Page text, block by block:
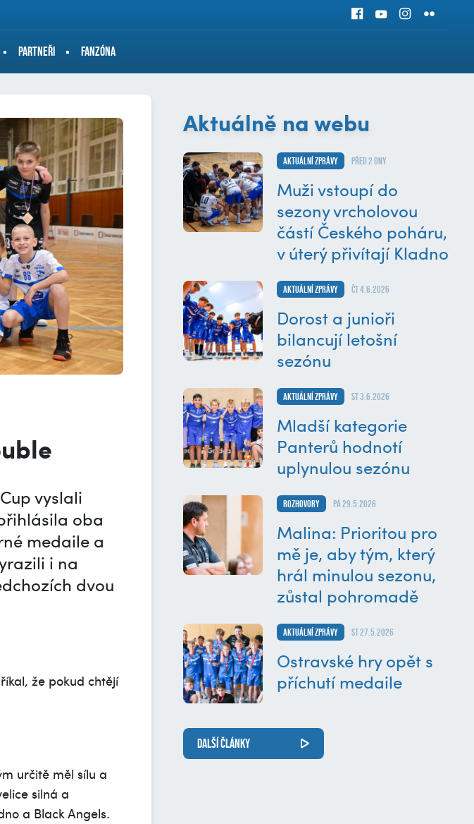
PARTNEŘI FANZÓNA
vyslali
oba
medaile a
i na
dvou
že pokud chtějí
určitě měl sílu a
silná a
a Black Angels.
Aktuálně na webu
Aktuální zprávy před 2 dny
Muži vstoupí do
sezony vrcholovou
částí Českého poháru,
v úterý přivítají Kladno
Aktuální zprávy čt 4.6.2026
Dorost a junioři
bilancují letošní
sezónu
Aktuální zprávy st 3.6.2026
Mladší kategorie
Panterů hodnotí
uplynulou sezónu
Rozhovory pá 29.5.2026
Malina: Prioritou pro
mě je, aby tým, který
hrál minulou sezonu,
zůstal pohromadě
Aktuální zprávy st 27.5.2026
Ostravské hry opět s
příchutí medaile
DALŠÍ ČLÁNKY